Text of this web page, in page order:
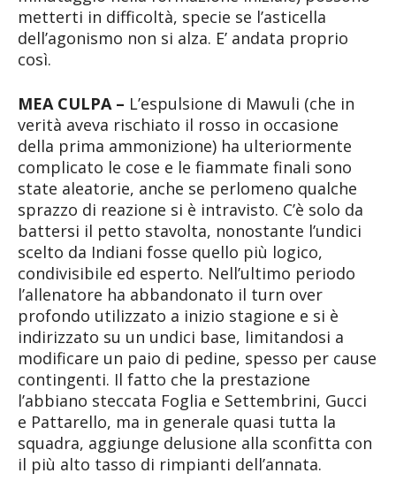
metterti in difficoltà, specie se l’asticella
dell’agonismo non si alza. E’ andata proprio
così.
MEA CULPA – L’espulsione di Mawuli (che in
verità aveva rischiato il rosso in occasione
della prima ammonizione) ha ulteriormente
complicato le cose e le fiammate finali sono
state aleatorie, anche se perlomeno qualche
sprazzo di reazione si è intravisto. C’è solo da
battersi il petto stavolta, nonostante l’undici
scelto da Indiani fosse quello più logico,
condivisibile ed esperto. Nell’ultimo periodo
l’allenatore ha abbandonato il turn over
profondo utilizzato a inizio stagione e si è
indirizzato su un undici base, limitandosi a
modificare un paio di pedine, spesso per cause
contingenti. Il fatto che la prestazione
l’abbiano steccata Foglia e Settembrini, Gucci
e Pattarello, ma in generale quasi tutta la
squadra, aggiunge delusione alla sconfitta con
il più alto tasso di rimpianti dell’annata.